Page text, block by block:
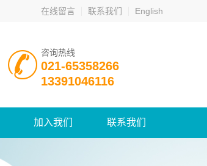
在线留言 联系我们 English
咨询热线
021-65358266
13391046116
加入我们 联系我们